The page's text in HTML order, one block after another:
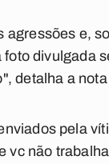
agressões e,
divulgada
detalha a
pela
vc não